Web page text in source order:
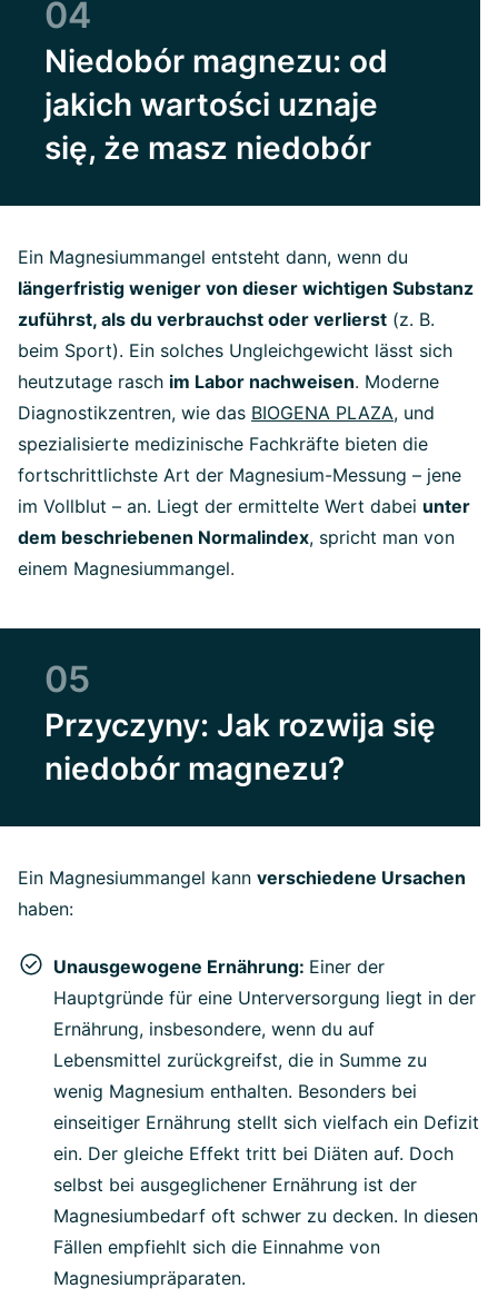
04
Niedobór magnezu: od
jakich wartości uznaje
się, że masz niedobór
Ein Magnesiummangel entsteht dann, wenn du
längerfristig weniger von dieser wichtigen Substanz
zuführst, als du verbrauchst oder verlierst (z. B.
beim Sport). Ein solches Ungleichgewicht lässt sich
heutzutage rasch im Labor nachweisen. Moderne
Diagnostikzentren, wie das BIOGENA PLAZA, und
spezialisierte medizinische Fachkräfte bieten die
fortschrittlichste Art der Magnesium-Messung – jene
im Vollblut – an. Liegt der ermittelte Wert dabei unter
dem beschriebenen Normalindex, spricht man von
einem Magnesiummangel.
05
Przyczyny: Jak rozwija się
niedobór magnezu?
Ein Magnesiummangel kann verschiedene Ursachen
haben:
Unausgewogene Ernährung: Einer der
Hauptgründe für eine Unterversorgung liegt in der
Ernährung, insbesondere, wenn du auf
Lebensmittel zurückgreifst, die in Summe zu
wenig Magnesium enthalten. Besonders bei
einseitiger Ernährung stellt sich vielfach ein Defizit
ein. Der gleiche Effekt tritt bei Diäten auf. Doch
selbst bei ausgeglichener Ernährung ist der
Magnesiumbedarf oft schwer zu decken. In diesen
Fällen empfiehlt sich die Einnahme von
Magnesiumpräparaten.